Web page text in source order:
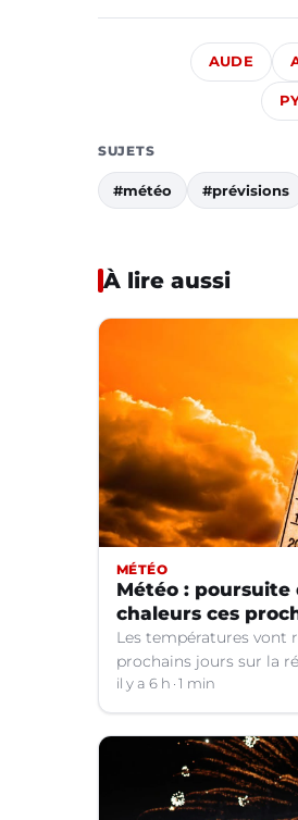
AUDE
SUJETS
#météo #prévisions
À lire aussi
MÉTÉO
Météo :
chaleurs ces
Les températures vont
prochains jours sur la
le Languedoc.
il y a 6 h 1 min